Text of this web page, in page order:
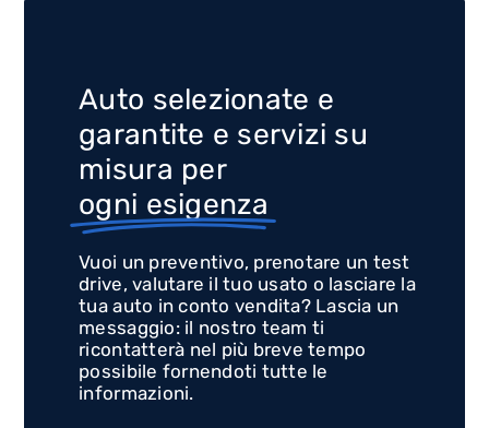
Auto selezionate e
garantite e servizi su
misura per
ogni esigenza
Vuoi un preventivo, prenotare un test
drive, valutare il tuo usato o lasciare la
tua auto in conto vendita? Lascia un
messaggio: il nostro team ti
ricontatterà nel più breve tempo
possibile fornendoti tutte le
informazioni.